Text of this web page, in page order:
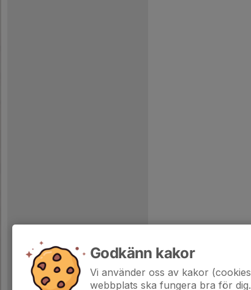
Godkänn kakor
Vi använder oss av kakor
webbplats ska fungera bra för